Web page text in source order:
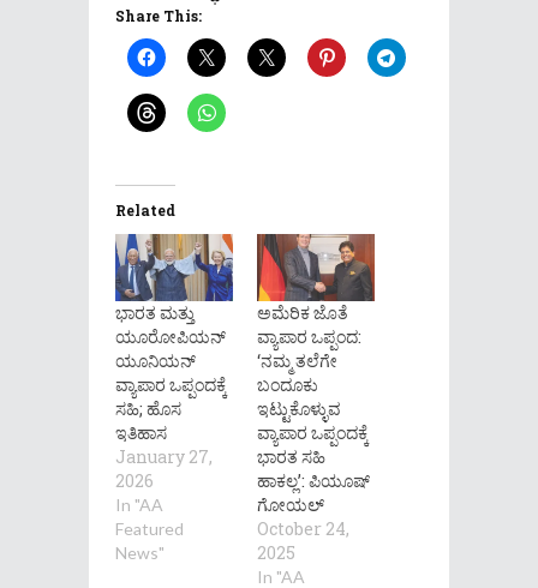
Share This:
Related
ಭಾರತ ಮತ್ತು
ಯೂರೋಪಿಯನ್
ಯೂನಿಯನ್
ವ್ಯಾಪಾರ ಒಪ್ಪಂದಕ್ಕೆ
ಸಹಿ; ಹೊಸ
ಇತಿಹಾಸ
January 27,
2026
In "AA
Featured
News"
ಅಮೆರಿಕ ಜೊತೆ
ವ್ಯಾಪಾರ ಒಪ್ಪಂದ:
‘ನಮ್ಮ ತಲೆಗೇ
ಬಂದೂಕು
ಇಟ್ಟುಕೊಳ್ಳುವ
ವ್ಯಾಪಾರ ಒಪ್ಪಂದಕ್ಕೆ
ಭಾರತ ಸಹಿ
ಹಾಕಲ್ಲ’: ಪಿಯೂಷ್
ಗೋಯಲ್
October 24,
2025
In "AA